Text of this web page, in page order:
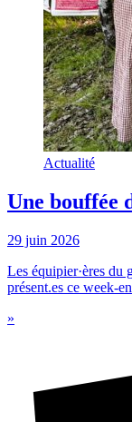
Actualité
Une bouffée
29 juin 2026
Les équipier·ères du
présent.es ce week-
»